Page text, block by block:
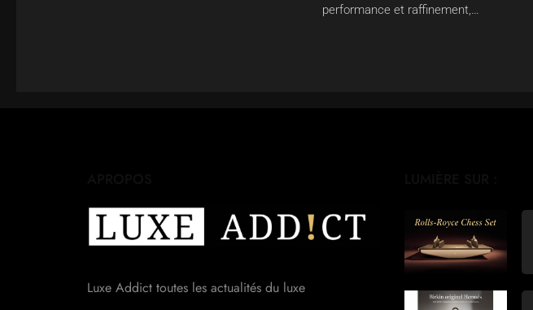
performance et raffinement,…
Luxe Addict toutes les actualités du luxe